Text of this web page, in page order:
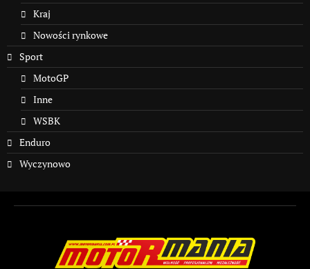
Kraj
Nowości rynkowe
Sport
MotoGP
Inne
WSBK
Enduro
Wyczynowo